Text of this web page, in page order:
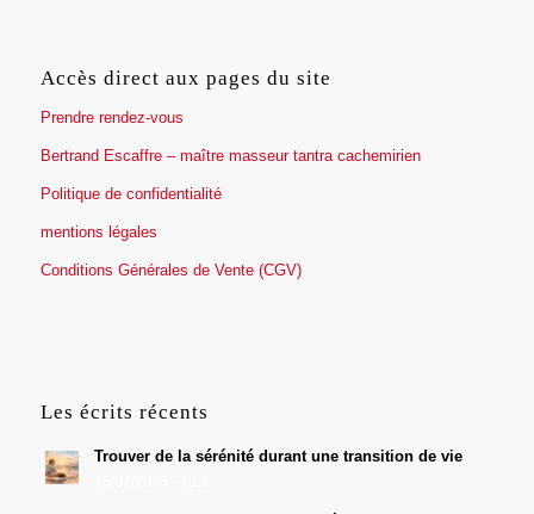
Accès direct aux pages du site
Prendre rendez-vous
Bertrand Escaffre – maître masseur tantra cachemirien
Politique de confidentialité
mentions légales
Conditions Générales de Vente (CGV)
Les écrits récents
Trouver de la sérénité durant une transition de vie